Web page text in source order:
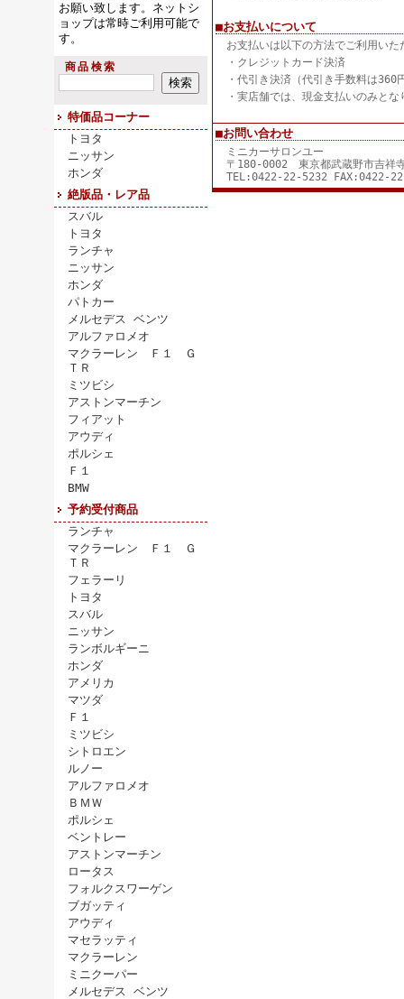
お願い致します。ネットシ
ョップは常時ご利用可能で
す。
商品検索
特価品コーナー
トヨタ
ニッサン
ホンダ
絶版品・レア品
スバル
トヨタ
ランチャ
ニッサン
ホンダ
パトカー
メルセデス ベンツ
アルファロメオ
マクラーレン Ｆ１ Ｇ
ＴＲ
ミツビシ
アストンマーチン
フィアット
アウディ
ポルシェ
Ｆ１
BMW
予約受付商品
ランチャ
マクラーレン Ｆ１ Ｇ
ＴＲ
フェラーリ
トヨタ
スバル
ニッサン
ランボルギーニ
ホンダ
アメリカ
マツダ
Ｆ１
ミツビシ
シトロエン
ルノー
アルファロメオ
ＢＭＷ
ポルシェ
ベントレー
アストンマーチン
ロータス
フォルクスワーゲン
ブガッティ
アウディ
マセラッティ
マクラーレン
ミニクーパー
メルセデス ベンツ
■お支払いについて
お支払いは以下の方法でご利用いた
・クレジットカード決済
・代引き決済（代引き手数料は360
・実店舗では、現金支払いのみとな
■お問い合わせ
ミニカーサロンユー
〒180-0002 東京都武蔵野市吉祥
TEL:0422-22-5232 FAX:0422-